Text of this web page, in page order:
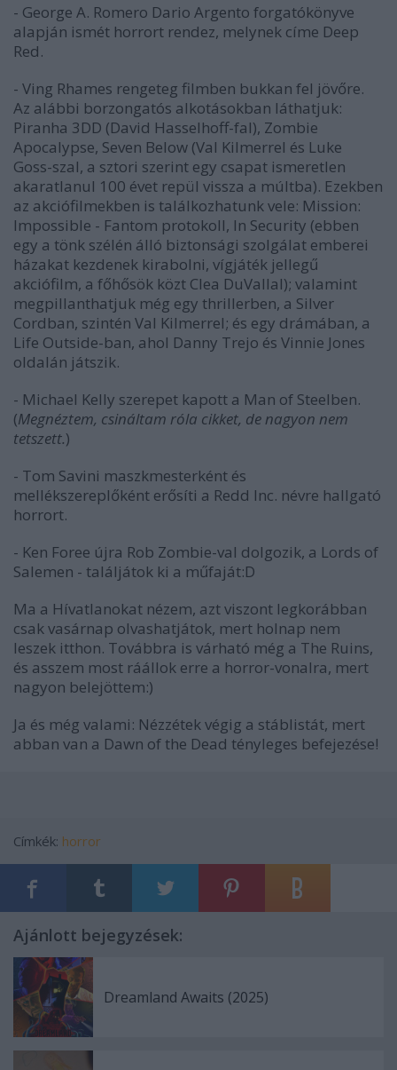
- George A. Romero Dario Argento forgatókönyve
alapján ismét horrort rendez, melynek címe Deep
Red.
- Ving Rhames rengeteg filmben bukkan fel jövőre.
Az alábbi borzongatós alkotásokban láthatjuk:
Piranha 3DD (David Hasselhoff-fal), Zombie
Apocalypse, Seven Below (Val Kilmerrel és Luke
Goss-szal, a sztori szerint egy csapat ismeretlen
akaratlanul 100 évet repül vissza a múltba). Ezekben
az akciófilmekben is találkozhatunk vele: Mission:
Impossible - Fantom protokoll, In Security (ebben
egy a tönk szélén álló biztonsági szolgálat emberei
házakat kezdenek kirabolni, vígjáték jellegű
akciófilm, a főhősök közt Clea DuVallal); valamint
megpillanthatjuk még egy thrillerben, a Silver
Cordban, szintén Val Kilmerrel; és egy drámában, a
Life Outside-ban, ahol Danny Trejo és Vinnie Jones
oldalán játszik.
- Michael Kelly szerepet kapott a Man of Steelben.
(Megnéztem, csináltam róla cikket, de nagyon nem
tetszett.)
- Tom Savini maszkmesterként és
mellékszereplőként erősíti a Redd Inc. névre hallgató
horrort.
- Ken Foree újra Rob Zombie-val dolgozik, a Lords of
Salemen - találjátok ki a műfaját:D
Ma a Hívatlanokat nézem, azt viszont legkorábban
csak vasárnap olvashatjátok, mert holnap nem
leszek itthon. Továbbra is várható még a The Ruins,
és asszem most ráállok erre a horror-vonalra, mert
nagyon belejöttem:)
Ja és még valami: Nézzétek végig a stáblistát, mert
abban van a Dawn of the Dead tényleges befejezése!
Címkék: horror
Ajánlott bejegyzések:
Dreamland Awaits (2025)